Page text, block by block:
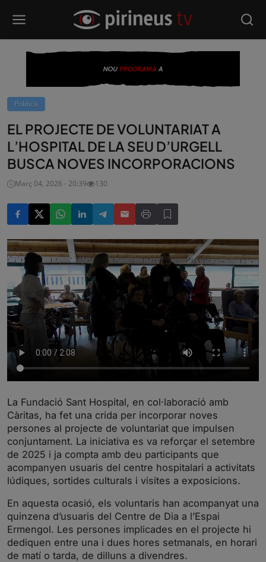
Política
EL PROJECTE DE VOLUNTARIAT A
L’HOSPITAL DE LA SEU D’URGELL
BUSCA NOVES INCORPORACIONS
Març 04, 2026 - 20:39 130
La Fundació Sant Hospital, en col·laboració amb
Càritas, ha fet una crida per incorporar noves
persones al projecte de voluntariat que impulsen
conjuntament. La iniciativa es va reforçar el setembre
de 2025 i ja compta amb deu participants que
acompanyen usuaris del centre hospitalari a activitats
lúdiques, sortides culturals i visites a exposicions.
En aquesta ocasió, els voluntaris han acompanyat una
quinzena d’usuaris del Centre de Dia a l’Espai
Ermengol. Les persones implicades en el projecte hi
dediquen entre una i dues hores setmanals, en horari
de matí o tarda, de dilluns a divendres.